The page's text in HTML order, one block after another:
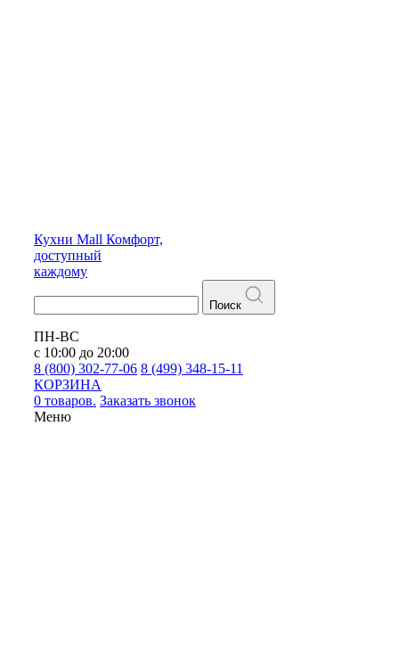
Кухни Mall Комфорт,
доступный
каждому
Поиск
ПН-ВС
с 10:00 до 20:00
8 (800) 302-77-06 8 (499) 348-15-11
КОРЗИНА
0 товаров. Заказать звонок
Меню